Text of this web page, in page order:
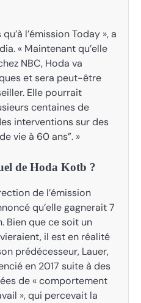
l’émission Today », a
« Maintenant qu’elle
NBC, Hoda va
et sera peut-être
Elle pourrait
centaines de
interventions sur des
vie à 60 ans”. »
de Hoda Kotb ?
de l’émission
qu’elle gagnerait 7
Bien que ce soit un
il est en réalité
prédécesseur, Lauer,
en 2017 suite à des
de « comportement
», qui percevait la